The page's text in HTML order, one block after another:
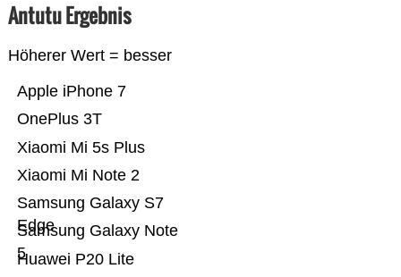
Antutu Ergebnis
Höherer Wert = besser
Huawei P20 Lite
Samsung Galaxy Note
5
Samsung Galaxy S7
Edge
Xiaomi Mi Note 2
Xiaomi Mi 5s Plus
OnePlus 3T
Apple iPhone 7